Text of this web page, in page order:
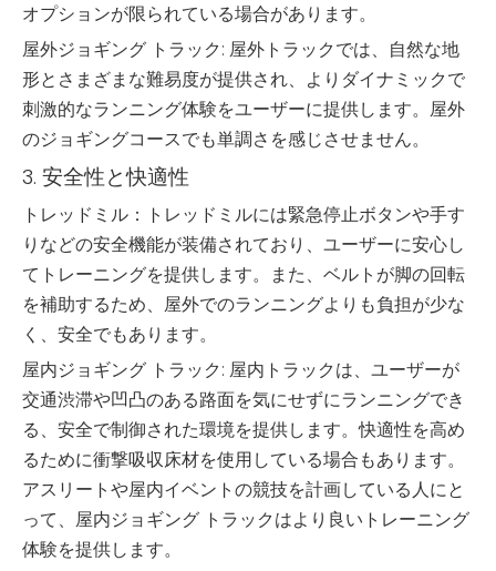
オプションが限られている場合があります。
屋外ジョギング トラック: 屋外トラックでは、自然な地
形とさまざまな難易度が提供され、よりダイナミックで
刺激的なランニング体験をユーザーに提供します。屋外
のジョギングコースでも単調さを感じさせません。
3. 安全性と快適性
トレッドミル：トレッドミルには緊急停止ボタンや手す
りなどの安全機能が装備されており、ユーザーに安心し
てトレーニングを提供します。また、ベルトが脚の回転
を補助するため、屋外でのランニングよりも負担が少な
く、安全でもあります。
屋内ジョギング トラック: 屋内トラックは、ユーザーが
交通渋滞や凹凸のある路面を気にせずにランニングでき
る、安全で制御された環境を提供します。快適性を高め
るために衝撃吸収床材を使用している場合もあります。
アスリートや屋内イベントの競技を計画している人にと
って、屋内ジョギング トラックはより良いトレーニング
体験を提供します。